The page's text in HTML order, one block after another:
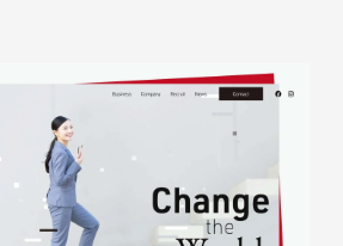
ル
ー
ーション